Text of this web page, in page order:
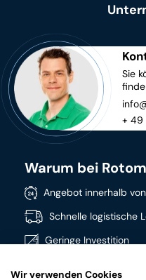
Sie
+ 49
Warum bei
Angebot innerhalb
Schnelle logistische
Geringe Investition
Wir verwenden Cookies